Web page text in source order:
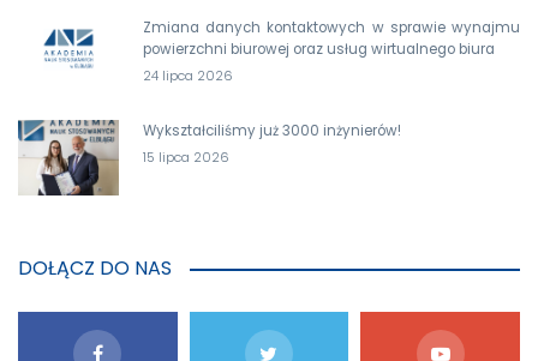
Zmiana danych kontaktowych w sprawie wynajmu
powierzchni biurowej oraz usług wirtualnego biura
24 lipca 2026
Wykształciliśmy już 3000 inżynierów!
15 lipca 2026
DOŁĄCZ DO NAS